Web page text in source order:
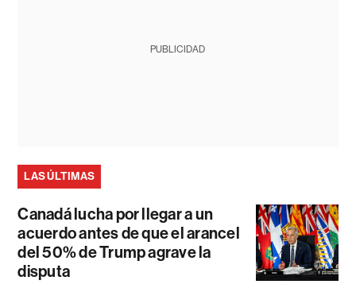
PUBLICIDAD
LAS ÚLTIMAS
Canadá lucha por llegar a un
acuerdo antes de que el arancel
del 50% de Trump agrave la
disputa